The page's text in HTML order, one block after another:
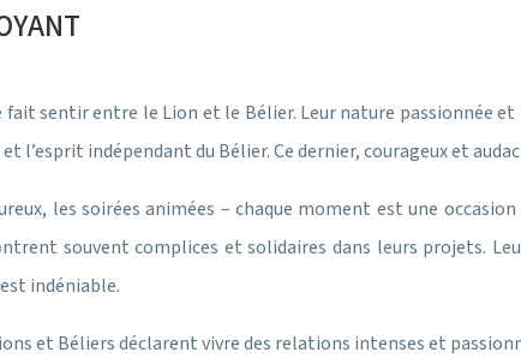
sentir entre le Lion et le Bélier. Leur nature passionnée
indépendant du Bélier. Ce dernier, courageux et
les soirées animées – chaque moment est une
souvent complices et solidaires dans leurs projets.
indéniable.
et Béliers déclarent vivre des relations intenses et